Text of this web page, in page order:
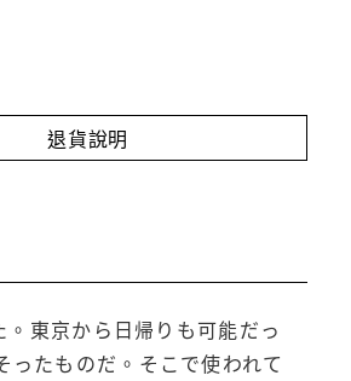
退貨說明
東京から日帰りも可能だっ
たものだ。そこで使われて